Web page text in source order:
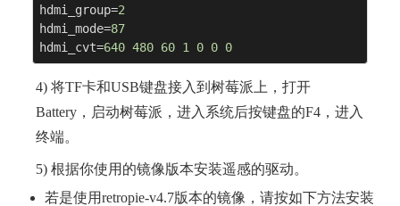
hdmi_group=2
hdmi_mode=87
hdmi_cvt=640 480 60 1 0 0 0
4) 将TF卡和USB键盘接入到树莓派上，打开
Battery，启动树莓派，进入系统后按键盘的F4，进入
终端。
5) 根据你使用的镜像版本安装遥感的驱动。
若是使用retropie-v4.7版本的镜像，请按如下方法安装